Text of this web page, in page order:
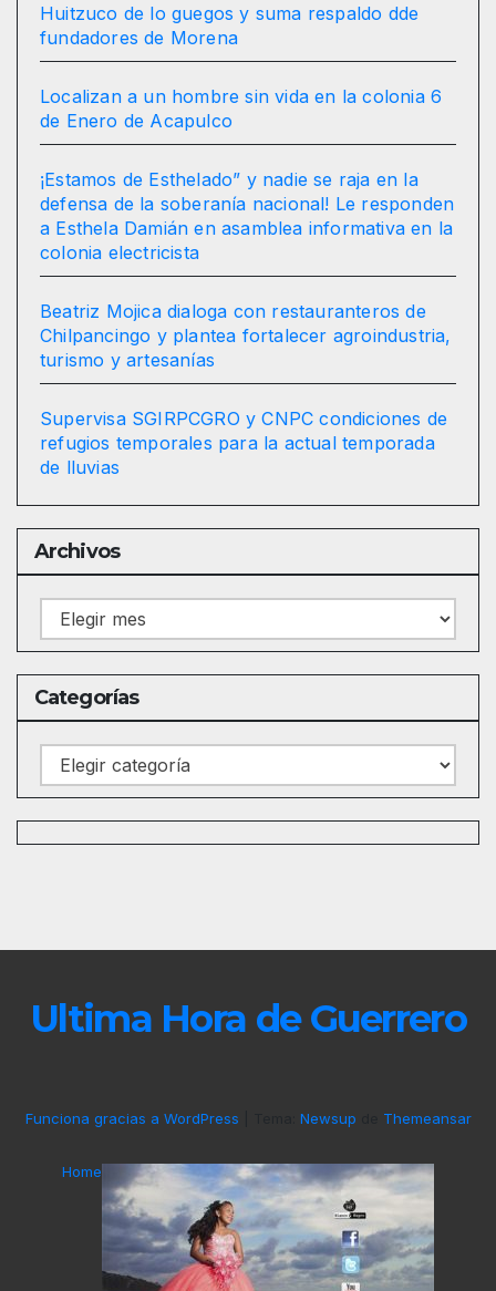
Huitzuco de lo guegos y suma respaldo dde
fundadores de Morena
Localizan a un hombre sin vida en la colonia 6
de Enero de Acapulco
¡Estamos de Esthelado” y nadie se raja en la
defensa de la soberanía nacional! Le responden
a Esthela Damián en asamblea informativa en la
colonia electricista
Beatriz Mojica dialoga con restauranteros de
Chilpancingo y plantea fortalecer agroindustria,
turismo y artesanías
Supervisa SGIRPCGRO y CNPC condiciones de
refugios temporales para la actual temporada
de lluvias
Archivos
Archivos
Categorías
Categorías
Ultima Hora de Guerrero
Funciona gracias a WordPress Newsup Themeansar
Home